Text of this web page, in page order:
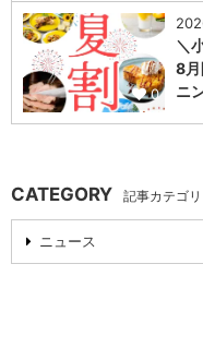
0
＼
8月
ニ
CATEGORY 記事カテゴリ
ニュース